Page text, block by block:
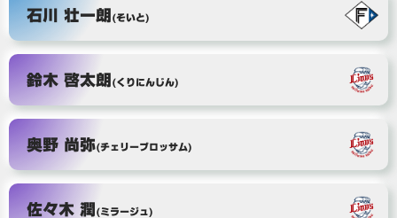
石川 壮一朗 (そいと)
鈴木 啓太朗 (くりにんじん)
奥野 尚弥(チェリーブロッサム)
佐々木 潤 (ミラージュ)